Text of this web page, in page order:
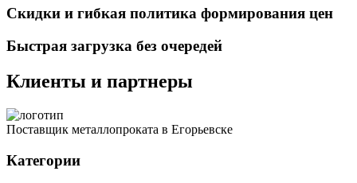
Скидки и гибкая политика формирования цен
Быстрая загрузка без очередей
Клиенты и партнеры
Поставщик металлопроката в Егорьевске
Категории